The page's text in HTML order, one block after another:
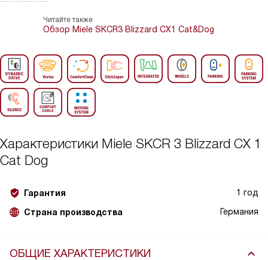
Читайте также
Обзор Miele SKCR3 Blizzard CX1 Cat&Dog
Характеристики Miele SKCR 3 Blizzard CX 1
Cat Dog
Гарантия 1 год
Страна производства Германия
ОБЩИЕ ХАРАКТЕРИСТИКИ